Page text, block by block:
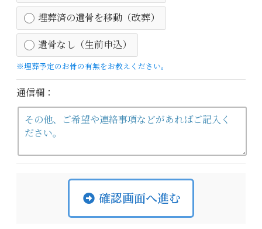
埋葬済の遺骨を移動（改葬）
遺骨なし（生前申込）
※埋葬予定のお骨の有無をお教えください。
通信欄：
確認画面へ進む